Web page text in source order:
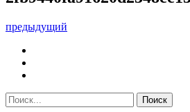
предыдущий